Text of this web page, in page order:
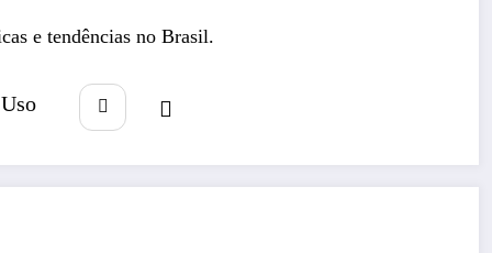
e tendências no Brasil.